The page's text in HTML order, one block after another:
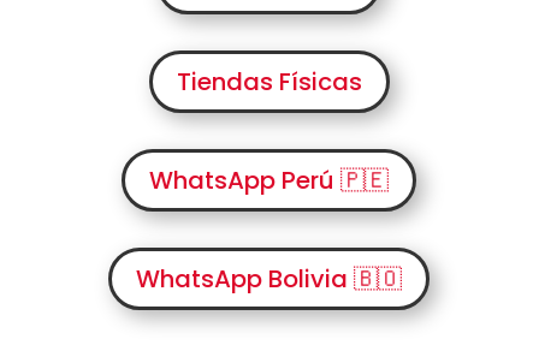
Tiendas Físicas
WhatsApp Perú 🇵🇪
WhatsApp Bolivia 🇧🇴